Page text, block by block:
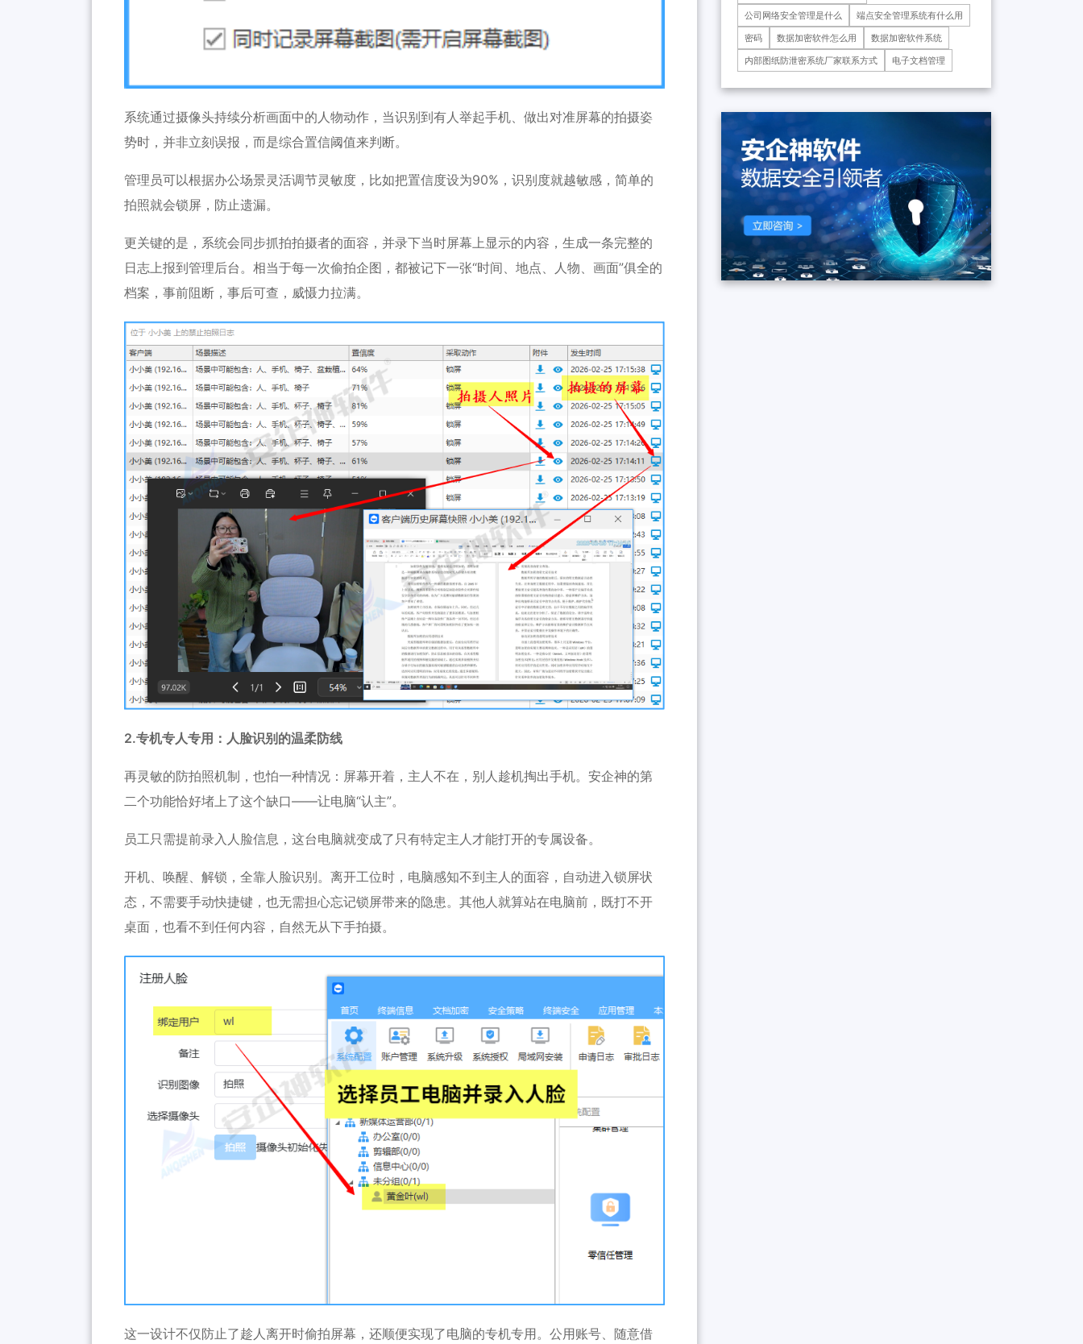
系统通过摄像头持续分析画面中的人物动作，当识别到有人举起手机、做出对准屏幕的拍摄姿
势时，并非立刻误报，而是综合置信阈值来判断。
管理员可以根据办公场景灵活调节灵敏度，比如把置信度设为90%，识别度就越敏感，简单的
拍照就会锁屏，防止遗漏。
更关键的是，系统会同步抓拍拍摄者的面容，并录下当时屏幕上显示的内容，生成一条完整的
日志上报到管理后台。相当于每一次偷拍企图，都被记下一张“时间、地点、人物、画面”俱全的
档案，事前阻断，事后可查，威慑力拉满。
2.专机专人专用：人脸识别的温柔防线
再灵敏的防拍照机制，也怕一种情况：屏幕开着，主人不在，别人趁机掏出手机。安企神的第
二个功能恰好堵上了这个缺口——让电脑“认主”。
员工只需提前录入人脸信息，这台电脑就变成了只有特定主人才能打开的专属设备。
开机、唤醒、解锁，全靠人脸识别。离开工位时，电脑感知不到主人的面容，自动进入锁屏状
态，不需要手动快捷键，也无需担心忘记锁屏带来的隐患。其他人就算站在电脑前，既打不开
桌面，也看不到任何内容，自然无从下手拍摄。
这一设计不仅防止了趁人离开时偷拍屏幕，还顺便实现了电脑的专机专用。公用账号、随意借
公司网络安全管理是什么
端点安全管理系统有什么用
密码
数据加密软件怎么用
数据加密软件系统
内部图纸防泄密系统厂家联系方式
电子文档管理